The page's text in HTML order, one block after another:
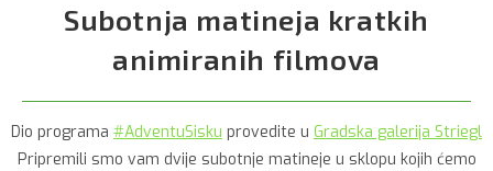
Subotnja matineja kratkih
animiranih filmova
Dio programa #AdventuSisku provedite u Gradska galerija Striegl
Pripremili smo vam dvije subotnje matineje u sklopu kojih ćemo